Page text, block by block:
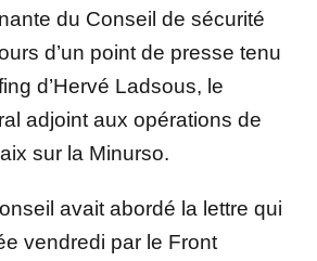
du Conseil de sécurité
d’un point de presse tenu
d’Hervé Ladsous, le
adjoint aux opérations de
sur la Minurso.
avait abordé la lettre qui
vendredi par le Front